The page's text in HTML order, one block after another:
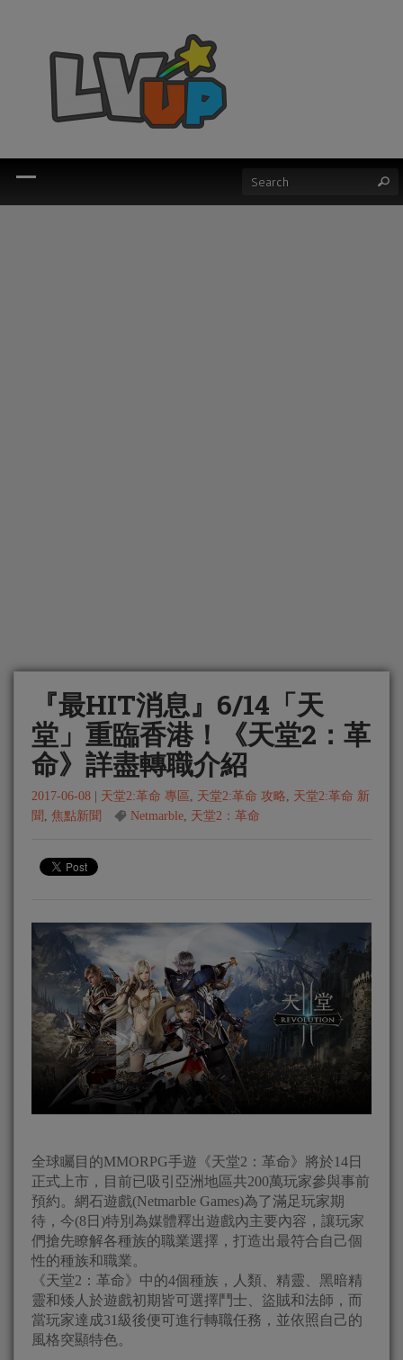
『最HIT消息』6/14「天
堂」重臨香港！《天堂2：革
命》詳盡轉職介紹
2017-06-08 天堂2:革命 專區 , 天堂2:革命 攻略, 天堂2:革命 新
聞 , 焦點新聞 Netmarble, 天堂2：革命
全球矚目的MMORPG手遊《天堂2：革命》將於14日
正式上市，目前已吸引亞洲地區共200萬玩家參與事前
預約。網石遊戲(Netmarble Games)為了滿足玩家期
待，今(8日)特別為媒體釋出遊戲內主要內容，讓玩家
們搶先瞭解各種族的職業選擇，打造出最符合自己個
性的種族和職業。
《天堂2：革命》中的4個種族，人類、精靈、黑暗精
靈和矮人於遊戲初期皆可選擇鬥士、盜賊和法師，而
當玩家達成31級後便可進行轉職任務，並依照自己的
風格突顯特色。